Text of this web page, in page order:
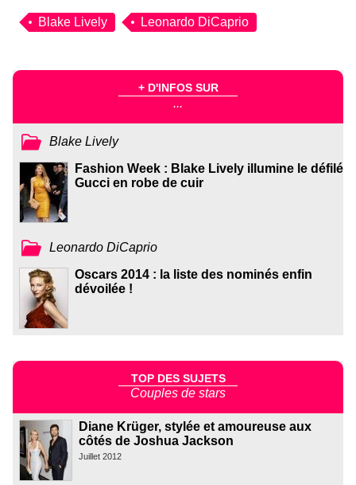
Blake Lively Leonardo DiCaprio
+ D'INFOS SUR
...
Blake Lively
Fashion Week : Blake Lively illumine le défilé
Gucci en robe de cuir
Leonardo DiCaprio
Oscars 2014 : la liste des nominés enfin
dévoilée !
TOP DES SUJETS
Couples de stars
Diane Krüger, stylée et amoureuse aux
côtés de Joshua Jackson
Juillet 2012